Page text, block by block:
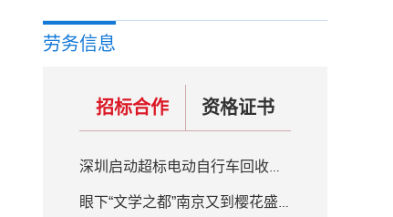
劳务信息
招标合作 资格证书
深圳启动超标电动自行车回收置换补贴活动 补贴200元-800元不等
眼下“文学之都”南京又到樱花盛开的季节